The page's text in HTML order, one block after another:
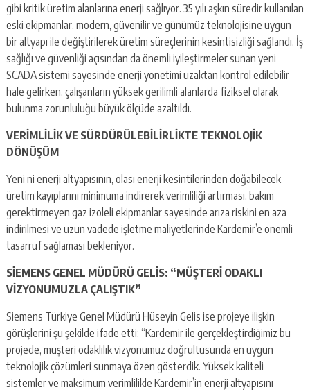
gibi kritik üretim alanlarına enerji sağlıyor. 35 yılı aşkın süredir kullanılan
eski ekipmanlar, modern, güvenilir ve günümüz teknolojisine uygun
bir altyapı ile değiştirilerek üretim süreçlerinin kesintisizliği sağlandı. İş
sağlığı ve güvenliği açısından da önemli iyileştirmeler sunan yeni
SCADA sistemi sayesinde enerji yönetimi uzaktan kontrol edilebilir
hale gelirken, çalışanların yüksek gerilimli alanlarda fiziksel olarak
bulunma zorunluluğu büyük ölçüde azaltıldı.
VERİMLİLİK VE SÜRDÜRÜLEBİLİRLİKTE TEKNOLOJİK
DÖNÜŞÜM
Yeni ni enerji altyapısının, olası enerji kesintilerinden doğabilecek
üretim kayıplarını minimuma indirerek verimliliği artırması, bakım
gerektirmeyen gaz izoleli ekipmanlar sayesinde arıza riskini en aza
indirilmesi ve uzun vadede işletme maliyetlerinde Kardemir’e önemli
tasarruf sağlaması bekleniyor.
SİEMENS GENEL MÜDÜRÜ GELİS: “MÜŞTERİ ODAKLI
VİZYONUMUZLA ÇALIŞTIK”
Siemens Türkiye Genel Müdürü Hüseyin Gelis ise projeye ilişkin
görüşlerini şu şekilde ifade etti: “Kardemir ile gerçekleştirdiğimiz bu
projede, müşteri odaklılık vizyonumuz doğrultusunda en uygun
teknolojik çözümleri sunmaya özen gösterdik. Yüksek kaliteli
sistemler ve maksimum verimlilikle Kardemir’in enerji altyapısını